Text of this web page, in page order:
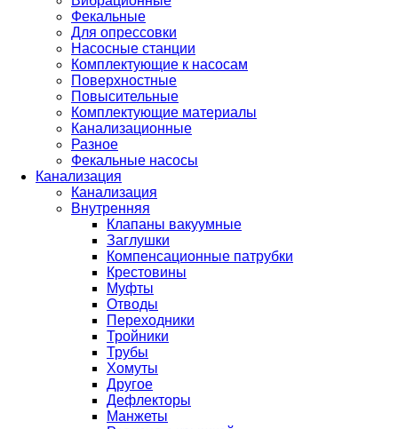
Фекальные
Для опрессовки
Насосные станции
Комплектующие к насосам
Поверхностные
Повысительные
Комплектующие материалы
Канализационные
Разное
Фекальные насосы
Канализация
Канализация
Внутренняя
Клапаны вакуумные
Заглушки
Компенсационные патрубки
Крестовины
Муфты
Отводы
Переходники
Тройники
Трубы
Хомуты
Другое
Дефлекторы
Манжеты